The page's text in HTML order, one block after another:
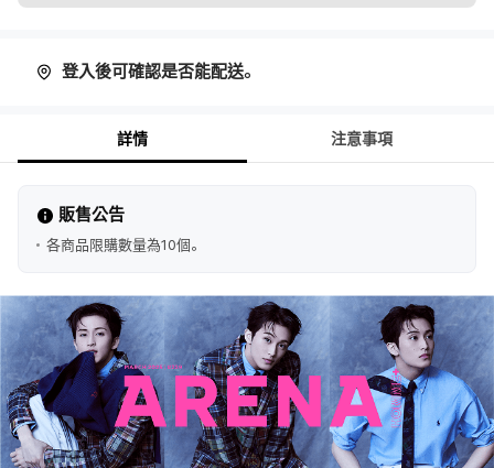
登入後可確認是否能配送。
詳情 注意事項
販售公告
各商品限購數量為10個。